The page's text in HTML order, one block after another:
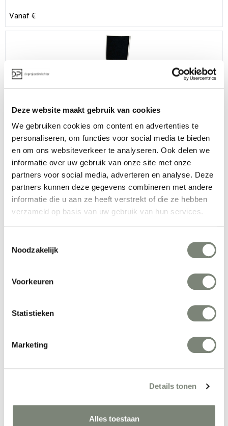
Deze website maakt gebruik van cookies
We gebruiken cookies om content en advertenties te
personaliseren, om functies voor social media te bieden
en om ons websiteverkeer te analyseren. Ook delen we
informatie over uw gebruik van onze site met onze
partners voor social media, adverteren en analyse. Deze
partners kunnen deze gegevens combineren met andere
informatie die u aan ze heeft verstrekt of die ze hebben
verzameld op basis van uw gebruik van hun services.
Noodzakelijk
Voorkeuren
Statistieken
Marketing
Details tonen
Alles toestaan
Vanaf €
Hiller Atlanta stoel stapelbaar
Vanaf €€
Hiller Dacor bank